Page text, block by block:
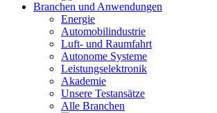
Branchen und Anwendungen
Energie
Automobilindustrie
Luft- und Raumfahrt
Autonome Systeme
Leistungselektronik
Akademie
Unsere Testansätze
Alle Branchen